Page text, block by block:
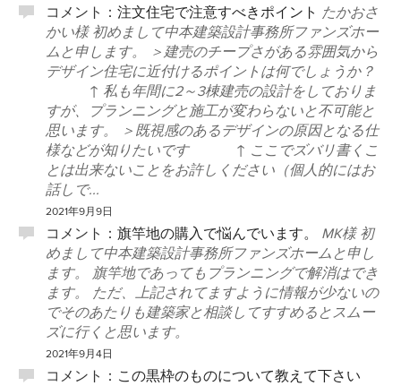
コメント： 注文住宅で注意すべきポイント たかおさ
かい様 初めまして中本建築設計事務所ファンズホー
ムと申します。 ＞建売のチープさがある雰囲気から
デザイン住宅に近付けるポイントは何でしょうか？
↑ 私も年間に2～3棟建売の設計をしておりま
すが、プランニングと施工が変わらないと不可能と
思います。 ＞既視感のあるデザインの原因となる仕
様などが知りたいです ↑ ここでズバリ書くこ
とは出来ないことをお許しください（個人的にはお
話しで...
2021年9月9日
コメント： 旗竿地の購入で悩んでいます。
MK様 初
めまして中本建築設計事務所ファンズホームと申し
ます。 旗竿地であってもプランニングで解消はでき
ます。 ただ、上記されてますように情報が少ないの
でそのあたりも建築家と相談してすすめるとスムー
ズに行くと思います。
2021年9月4日
コメント： この黒枠のものについて教えて下さい